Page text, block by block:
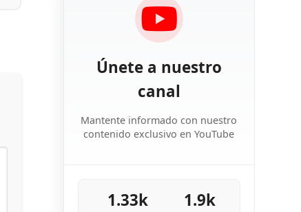
Únete a nuestro
canal
Mantente informado con nuestro
contenido exclusivo en YouTube
1.33k 1.9k